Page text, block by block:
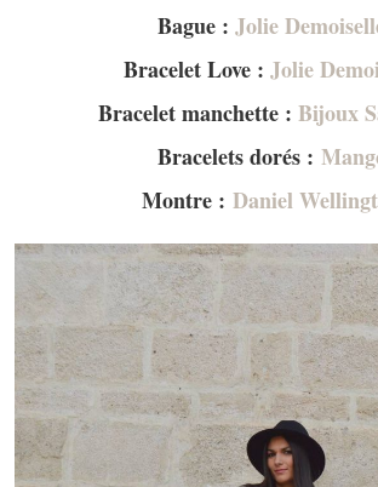
Bague : Jolie
Bracelet Love : Jolie
Bracelet manchette : Bijoux
Bracelets dorés :
Montre : Daniel